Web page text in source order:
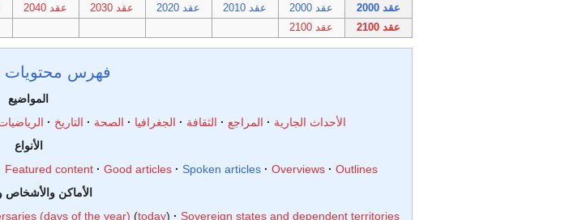
عقد 2000
عقد 2000 عقد 2010 عقد 2020 عقد 2030 عقد 2040
عقد 2100
عقد 2100
فهرس محتويات
المواضيع
الأحداث الجارية
المراجع الثقافة الجغرافيا الصحة التاريخ
الأنواع
Featured content Good articles Spoken articles Overviews Outlines
الأماكن والأشخاص
(days of the year) today Sovereign states and dependent territories